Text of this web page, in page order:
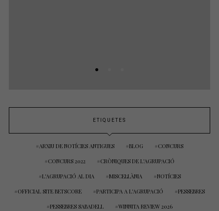
ETIQUETES
ARXIU DE NOTÍCIES ANTIGUES BLOG CONCURS
CONCURS 2022 CRÒNIQUES DE L'AGRUPACIÓ
L'AGRUPACIÓ AL DIA MISCEL·LÀNIA NOTÍCIES
OFFICIAL SITE BETSCORE PARTICIPA A L'AGRUPACIÓ PESSEBRES
PESSEBRES SABADELL WINNITA REVIEW 2026